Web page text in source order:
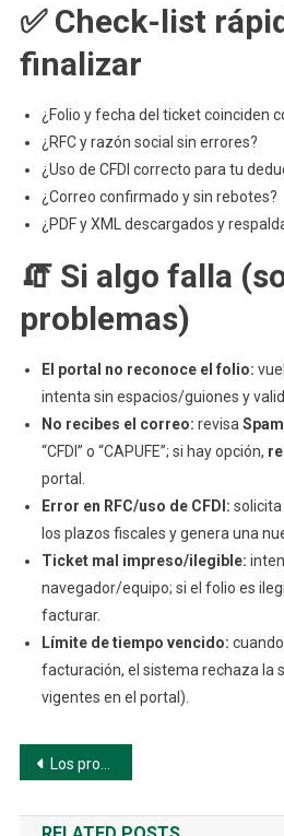
✅ Check-list
finalizar
¿Folio y fecha del ticket coinciden
¿RFC y razón social sin errores?
¿Uso de CFDI correcto para tu
¿Correo confirmado y sin rebotes?
¿PDF y XML descargados y
🧯 Si algo falla
problemas)
El portal no reconoce el folio:
intenta sin espacios/guiones y
No recibes el correo: revisa
“CFDI” o “CAPUFE”; si hay opción,
portal.
Error en RFC/uso de CFDI: solicita
los plazos fiscales y genera una
Ticket mal impreso/ilegible:
navegador/equipo; si el folio es
facturar.
Límite de tiempo vencido:
facturación, el sistema rechaza la
vigentes en el portal).
Navegación
de
Los problemas más comunes al facturar CAPUFE (y cómo evitarlos)